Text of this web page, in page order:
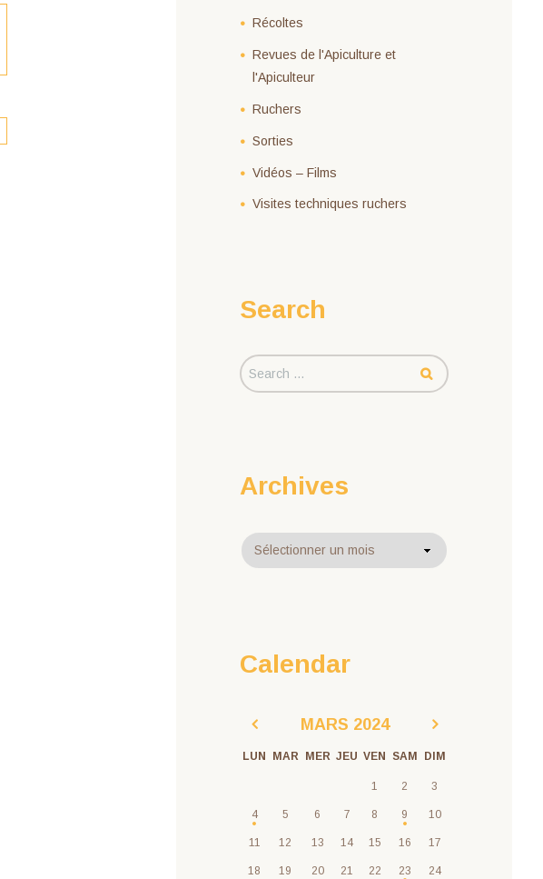
Récoltes
Revues de l'Apiculture et
l'Apiculteur
Ruchers
Sorties
Vidéos – Films
Visites techniques ruchers
Search
Archives
Archives
Calendar
MARS 2024
LUN MAR MER JEU VEN SAM DIM
1 2 3
4 5 6 7 8 9 10
11 12 13 14 15 16 17
18 19 20 21 22 23 24